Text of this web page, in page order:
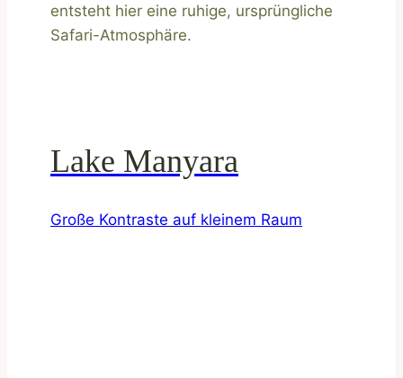
entsteht hier eine ruhige, ursprüngliche
Safari-Atmosphäre.
Lake Manyara
Große Kontraste auf kleinem Raum